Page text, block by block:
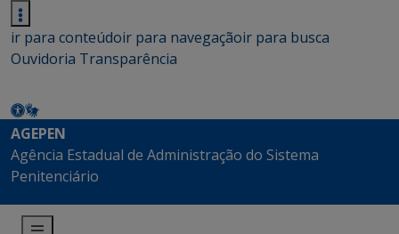
ir para conteúdoir para navegaçãoir para busca
Ouvidoria Transparência
AGEPEN
Agência Estadual de Administração do Sistema
Penitenciário